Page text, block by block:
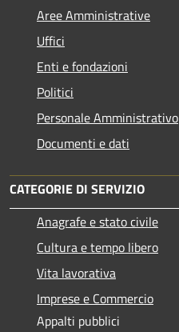
Aree Amministrative
Uffici
Enti e fondazioni
Politici
Personale Amministrativo
Documenti e dati
CATEGORIE DI SERVIZIO
Anagrafe e stato civile
Cultura e tempo libero
Vita lavorativa
Imprese e Commercio
Appalti pubblici